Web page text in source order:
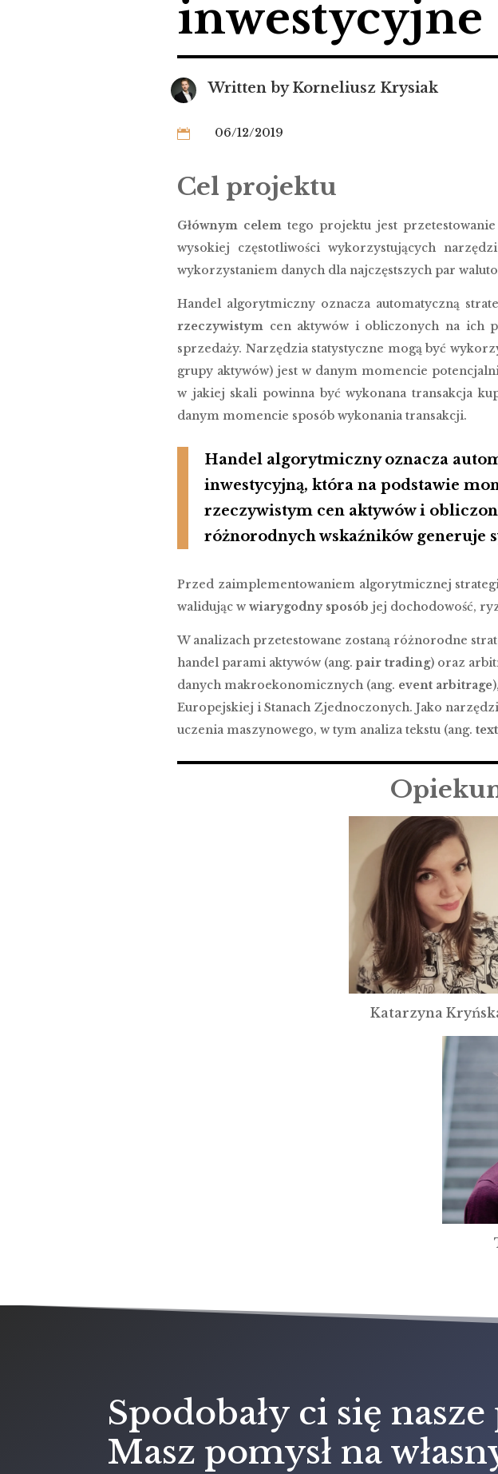
inwestycyjne
Written byKorneliusz Krysiak
 06/12/2019
Cel projektu
Głównym celem tego projektu jest
wysokiej częstotliwości wykorzystujących
wykorzystaniem danych dla najczęstszych par
Handel algorytmiczny oznacza automatyczną
rzeczywistym cen aktywów i obliczonych na ich
sprzedaży. Narzędzia statystyczne mogą być
grupy aktywów) jest w danym momencie
w jakiej skali powinna być wykonana transakcja
danym momencie sposób wykonania transakcji.
Handel algorytmiczny oznacza
inwestycyjną, która na podstawie
rzeczywistym cen aktywów i
różnorodnych wskaźników generuje
Przed zaimplementowaniem algorytmicznej
walidując w wiarygodny sposób jej dochodowość,
W analizach przetestowane zostaną różnorodne
handel parami aktywów (ang. pair trading) oraz
danych makroekonomicznych (ang. event arbitrage
Europejskiej i Stanach Zjednoczonych. Jako
uczenia maszynowego, w tym analiza tekstu (ang.
Katarzyna
Spodobały ci się
Masz pomysł na